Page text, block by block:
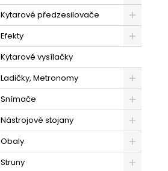
Kytarové předzesilovače
Efekty
Kytarové vysílačky
Ladičky, Metronomy
Snímače
Nástrojové stojany
Obaly
Struny